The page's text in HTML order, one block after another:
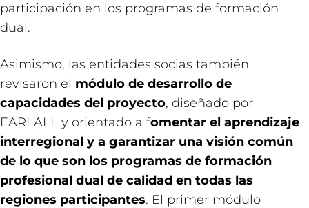
participación en los programas de formación
dual.
Asimismo, las entidades socias también
revisaron el módulo de desarrollo de
capacidades del proyecto, diseñado por
EARLALL y orientado a fomentar el aprendizaje
interregional y a garantizar una visión común
de lo que son los programas de formación
profesional dual de calidad en todas las
regiones participantes. El primer módulo